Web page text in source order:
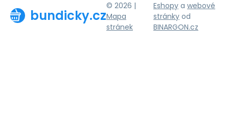
bundicky.cz
© 2026 |
Mapa
stránek
Eshopy a webové
stránky od
BINARGON.cz